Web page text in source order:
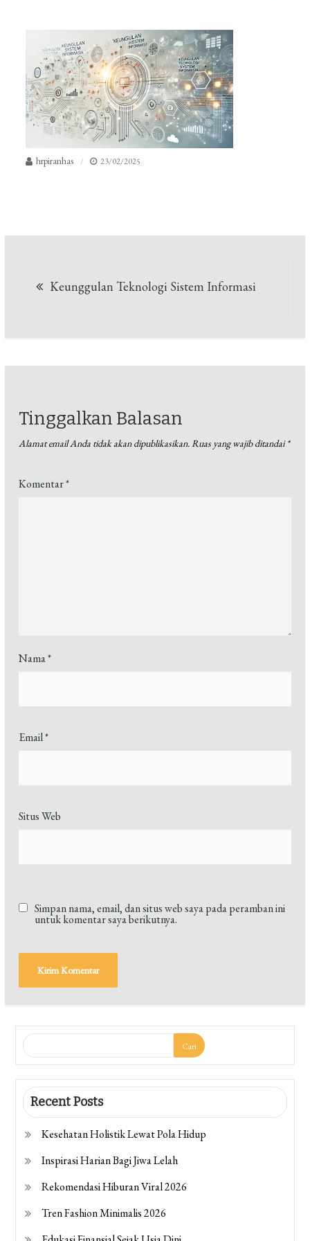
hrpiranhas 23/02/2025
Keunggulan Teknologi Sistem Informasi
Tinggalkan Balasan
Alamat email Anda tidak akan dipublikasikan.Ruas yang wajib ditandai*
Komentar*
Nama*
Email*
Situs Web
Simpan nama, email, dan situs web saya pada peramban ini
untuk komentar saya berikutnya.
Cari
Recent Posts
Kesehatan Holistik Lewat Pola Hidup
Inspirasi Harian Bagi Jiwa Lelah
Rekomendasi Hiburan Viral 2026
Tren Fashion Minimalis 2026